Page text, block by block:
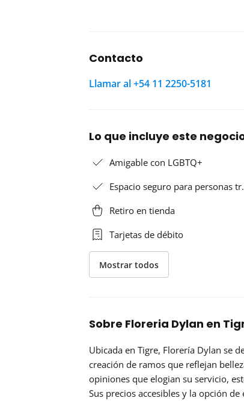
Contacto
Llamar al +54 11 2250-5181
Lo que incluye este
Amigable con LGBTQ+
Espacio seguro para personas
Retiro en tienda
Tarjetas de débito
Mostrar todos
Sobre Floreria Dylan en
Ubicada en Tigre, Florería Dylan se
creación de ramos que reflejan
opiniones que elogian su servicio,
Sus precios accesibles y la opción